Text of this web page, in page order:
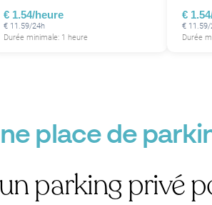
€ 1.54/heure
€ 11.59/24h
Durée minimale: 1 heure
€
€ 11.59/
Durée
place de
parking privé